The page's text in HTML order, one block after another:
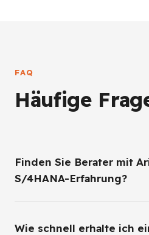
FAQ
Häufige
Finden Sie Berater mit
S/4HANA-Erfahrung?
Wie schnell erhalte ich